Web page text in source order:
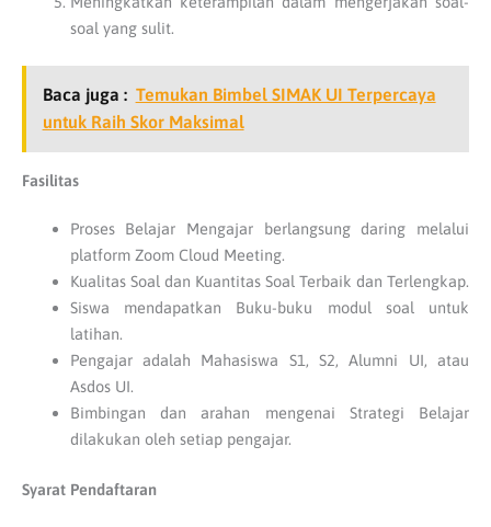
soal yang sulit.
Baca juga : Temukan Bimbel SIMAK UI Terpercaya
untuk Raih Skor Maksimal
Fasilitas
Proses Belajar Mengajar berlangsung daring melalui
platform Zoom Cloud Meeting.
Kualitas Soal dan Kuantitas Soal Terbaik dan Terlengkap.
Siswa mendapatkan Buku-buku modul soal untuk
latihan.
Pengajar adalah Mahasiswa S1, S2, Alumni UI, atau
Asdos UI.
Bimbingan dan arahan mengenai Strategi Belajar
dilakukan oleh setiap pengajar.
Syarat Pendaftaran